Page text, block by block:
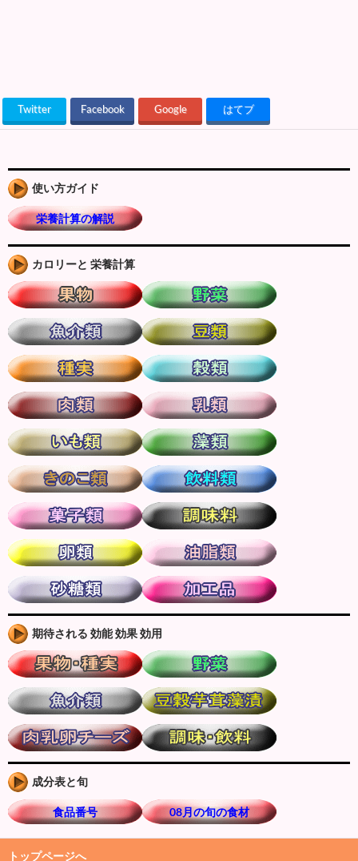
Twitter Facebook Google はてブ
使い方ガイド
栄養計算の解説
カロリーと 栄養計算
期待される 効能 効果 効用
成分表と旬
食品番号 08月の旬の食材
トップページへ